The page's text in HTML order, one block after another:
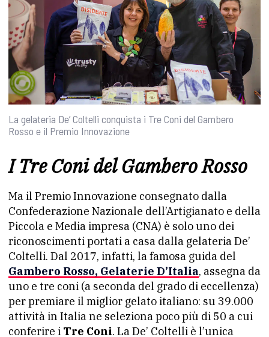
La gelateria De’ Coltelli conquista i Tre Coni del Gambero
Rosso e il Premio Innovazione
I Tre Coni del Gambero Rosso
Ma il Premio Innovazione consegnato dalla
Confederazione Nazionale dell’Artigianato e della
Piccola e Media impresa (CNA) è solo uno dei
riconoscimenti portati a casa dalla gelateria De’
Coltelli. Dal 2017, infatti, la famosa guida del
Gambero Rosso, Gelaterie D’Italia, assegna da
uno e tre coni (a seconda del grado di eccellenza)
per premiare il miglior gelato italiano: su 39.000
attività in Italia ne seleziona poco più di 50 a cui
conferire i Tre Coni. La De’ Coltelli è l’unica